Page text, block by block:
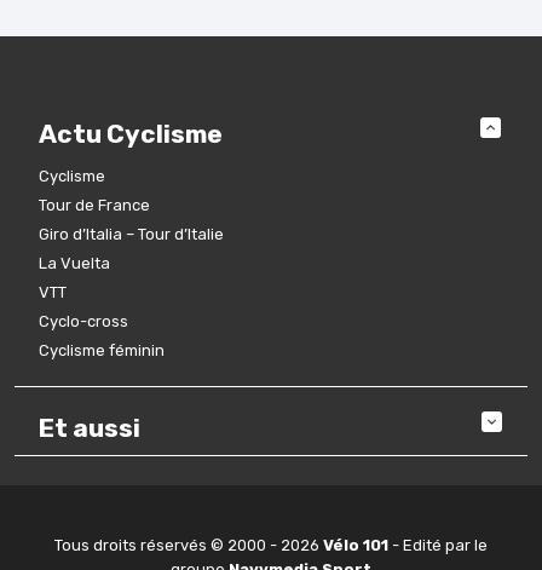
Actu Cyclisme
Cyclisme
Tour de France
Giro d’Italia – Tour d’Italie
La Vuelta
VTT
Cyclo-cross
Cyclisme féminin
Et aussi
Tous droits réservés © 2000 - 2026 Vélo 101 - Edité par le